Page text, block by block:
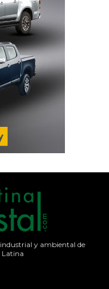
y ambiental de